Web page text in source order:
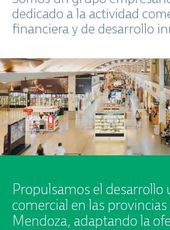
dedicado a la actividad
financiera y de desarrollo
Propulsamos el
comercial en las
Mendoza, adaptando la